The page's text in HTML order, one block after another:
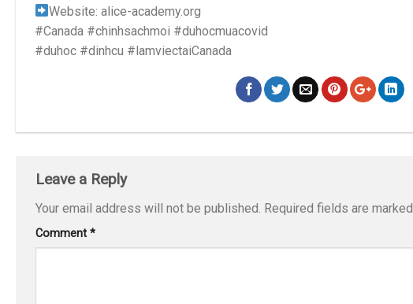
Website: alice-academy.org
#Canada #chinhsachmoi #duhocmuacovid
#duhoc #dinhcu #lamviectaiCanada
Leave a Reply
Your email address will not be published. Required fields are marked
Comment *